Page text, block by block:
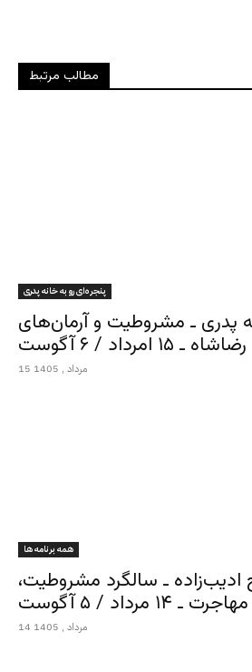
مطالب مرتبط
پنجره‌ای رو به خانه پدری
پدری ـ مشروطیت و آرمان‌های
رضاشاه ـ ۱۵ امرداد / ۶ آگوست
15 مرداد , 1405
همه برنامه ها
ادیب‌زاده ـ سالگرد مشروطیت،
مرداد / ۵ آگوست
14 مرداد , 1405